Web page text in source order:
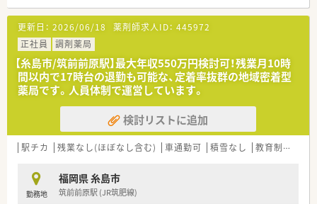
【法人特徴について】
■創業40年を迎え、福岡県を中心にドラッグストアと調剤薬局
を90店舗以上展開する成長中の企業です。
■「健康経営優良法人ホワイト500」に5年連続で認定されてお
り、社員の健康増進に注力しています。
■調剤部門の離職率は約7％と非常に低く、勤続10年以上のベテ
ラン社員も多数在籍している環境です。
【求人情報について】
■年収はご経験やスキルを考慮して決定されますが、管理薬剤師
候補であれば最大600万円も検討可能です。
給与面での優遇措置が受けられます。
■年間休日は111日あり、今後さらに休日数を増やしていく方針
があるためプライベートも充実します。
更新日： 2026/06/18 薬剤師求人ID： 445972
正社員
調剤薬局
【糸島市/筑前前原駅】最大年収550万円検討可！残業月10時
間以内で17時台の退勤も可能な、定着率抜群の地域密着型
薬局です。人員体制で運営しています。
検討リストに追加
駅チカ 残業なし(ほぼなし含む) 車通勤可 積雪なし 教育制度あり
勤務地
福岡県 糸島市
筑前前原駅 (JR筑肥線)